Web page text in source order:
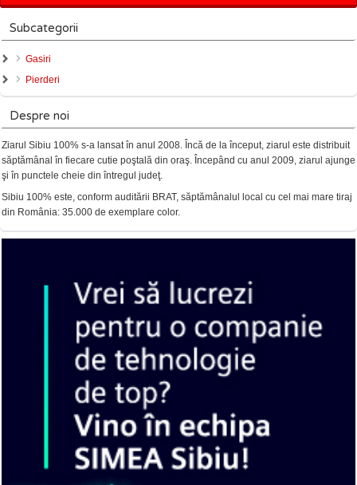
Subcategorii
Gasiri
Pierderi
Despre noi
Ziarul Sibiu 100% s-a lansat în anul 2008. Încă de la început, ziarul este distribuit
săptămânal în fiecare cutie poştală din oraş. Începând cu anul 2009, ziarul ajunge
şi în punctele cheie din întregul judeţ.
Sibiu 100% este, conform auditării BRAT, săptămânalul local cu cel mai mare tiraj
din România: 35.000 de exemplare color.